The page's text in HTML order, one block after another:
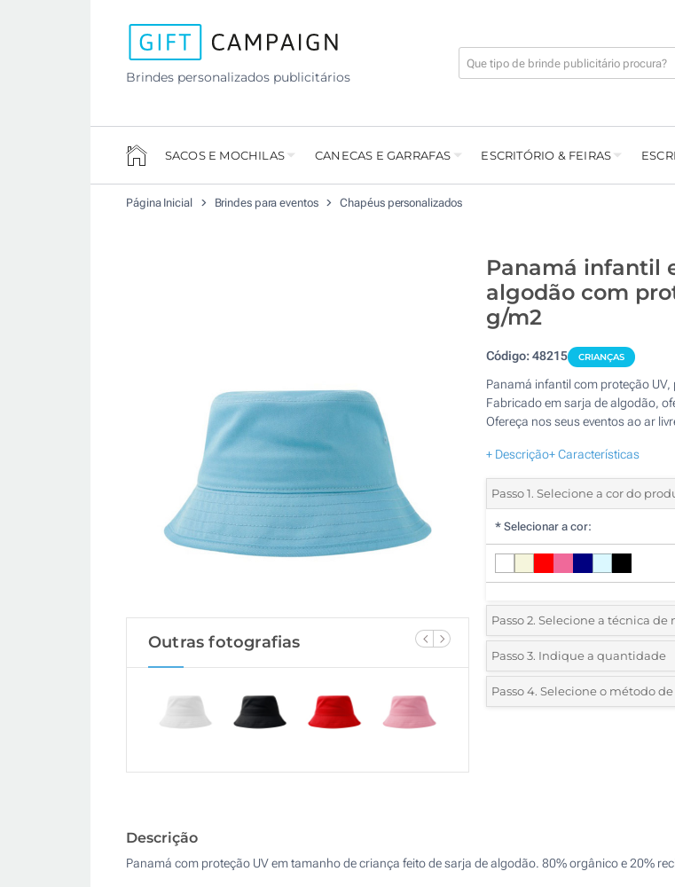
Brindes personalizados publicitários
SACOS E MOCHILAS CANECAS E GARRAFAS ESCRITÓRIO & FEIRAS
Página Inicial Brindes para eventos Chapéus personalizados
Outras fotografias
Panamá infantil
algodão com
g/m2
Código:48215 CRIANÇAS
Panamá infantil com proteção
Fabricado em sarja de algodão,
Ofereça nos seus eventos ao ar
+ Descrição+ Características
Passo 1. Selecione a cor do
* Selecionar a cor:
Passo 2. Selecione a técnica de
*Selecione o tipo de marcação e
1 Cor (Na frente)
Bordado (Na frente)
Passo 3. Indique a quantidade
*Quantidade mínima:5
50
Passo 4. Selecione o método
Descrição
Panamá com proteção UV em tamanho de criança feito de sarja de algodão. 80% orgânico e 20%